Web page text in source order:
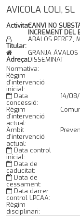
AVICOLA LOLI, SL
Activitat:CANVI NO
INCREMENT DEL
Titular:
ABALOS PEREZ,
Adreça:
GRANJA ÁVALOS
DISSEMINAT
Normativa:
Règim
d'intervenció
inicial:
Data
concessió:
14/
Règim
d'intervenció
actual:
Àmbit
d'intervenció
actual:
Data control
inicial:
Data de
caducitat:
Data de
cessament:
Data darrer
control LPCAA:
Règim
disciplinari: